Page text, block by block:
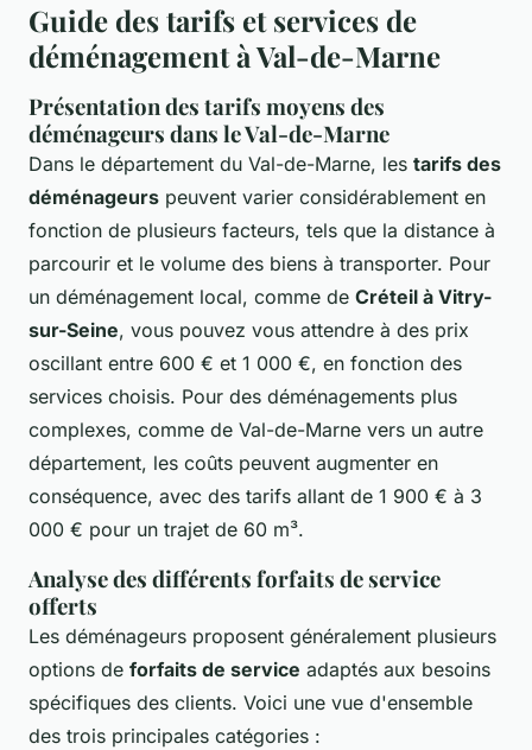
Guide des tarifs et services de
déménagement à Val-de-Marne
Présentation des tarifs moyens des
déménageurs dans le Val-de-Marne
Dans le département du Val-de-Marne, les tarifs des
déménageurs peuvent varier considérablement en
fonction de plusieurs facteurs, tels que la distance à
parcourir et le volume des biens à transporter. Pour
un déménagement local, comme de Créteil à Vitry-
sur-Seine, vous pouvez vous attendre à des prix
oscillant entre 600 € et 1 000 €, en fonction des
services choisis. Pour des déménagements plus
complexes, comme de Val-de-Marne vers un autre
département, les coûts peuvent augmenter en
conséquence, avec des tarifs allant de 1 900 € à 3
000 € pour un trajet de 60 m³.
Analyse des différents forfaits de service
offerts
Les déménageurs proposent généralement plusieurs
options de forfaits de service adaptés aux besoins
spécifiques des clients. Voici une vue d'ensemble
des trois principales catégories :